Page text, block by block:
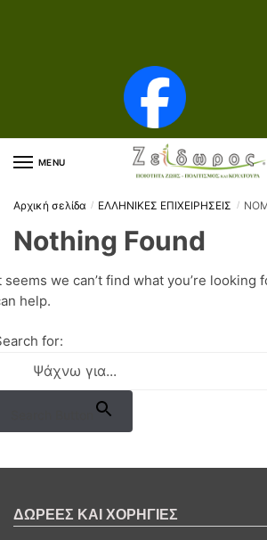
MENU
Αρχική σελίδα / ΕΛΛΗΝΙΚΕΣ ΕΠΙΧΕΙΡΗΣΕΙΣ /
Nothing Found
seems we can’t find what you’re looking
help.
for:
ΔΩΡΕΕΣ ΚΑΙ ΧΟΡΗΓΙΕΣ